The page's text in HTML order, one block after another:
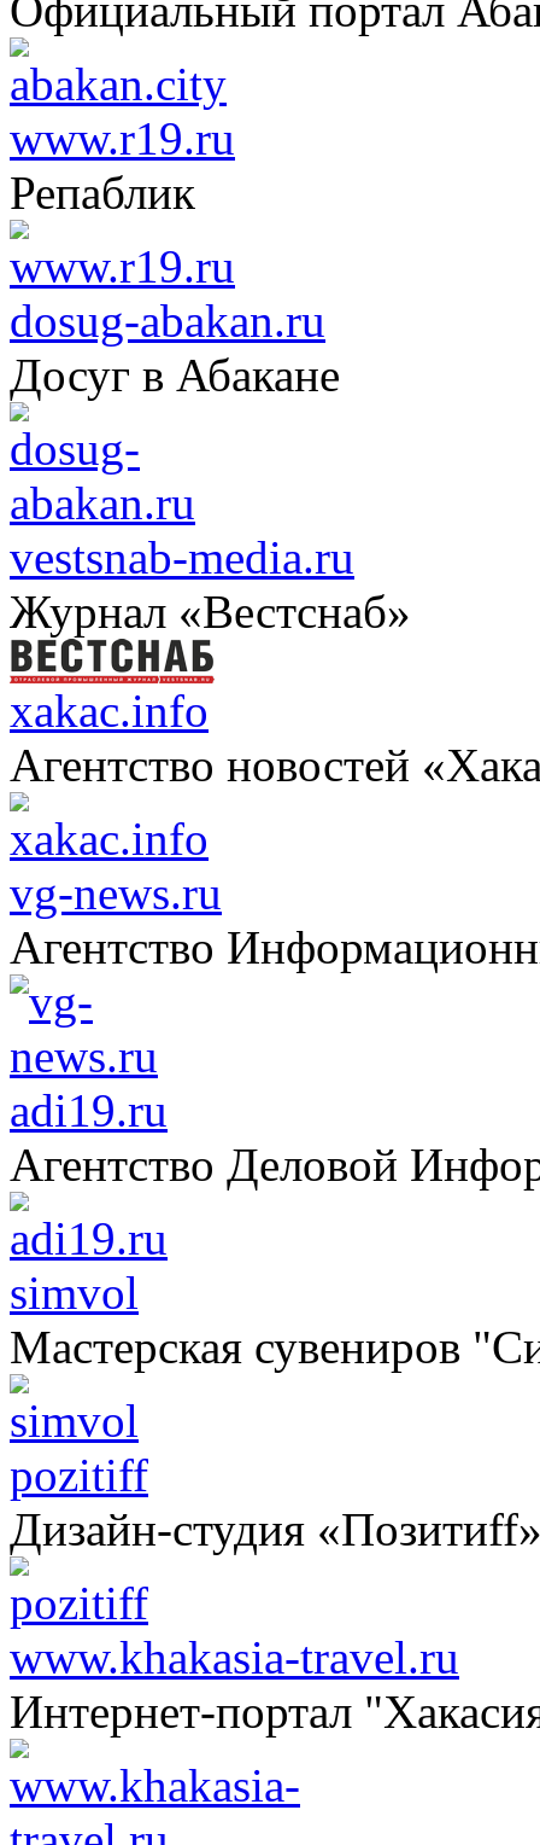
Официальный портал
www.r19.ru
Репаблик
dosug-abakan.ru
Досуг в Абакане
vestsnab-media.ru
Журнал «Вестснаб»
xakac.info
Агентство новостей
vg-news.ru
Агентство
adi19.ru
Агентство Деловой
simvol
Мастерская сувениров
pozitiff
Дизайн-студия
www.khakasia-travel.ru
Интернет-портал